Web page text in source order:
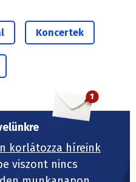
Koncertek
korlátozza híreink
viszont nincs